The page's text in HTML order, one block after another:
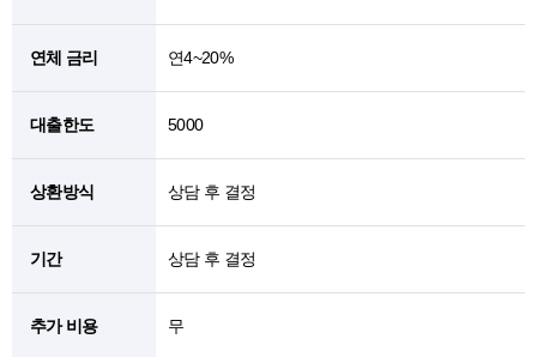
연체 금리 연4~20%
대출한도 5000
상환방식 상담 후 결정
기간 상담 후 결정
추가 비용 무